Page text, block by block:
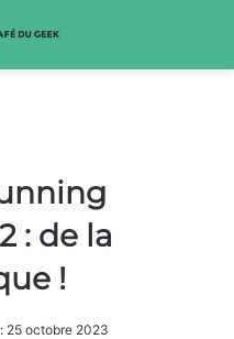
: de la
!
25 octobre 2023